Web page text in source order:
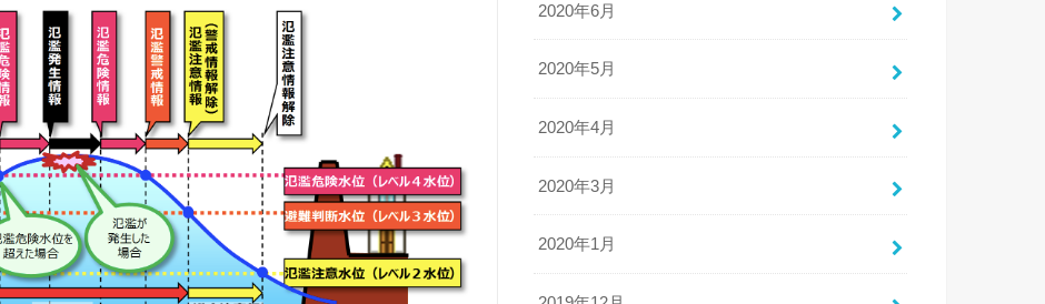
2020年6月
2020年5月
2020年4月
2020年3月
2020年1月